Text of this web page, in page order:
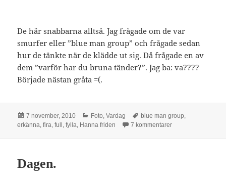
De här snabbarna alltså. Jag frågade om de var
smurfer eller ”blue man group” och frågade sedan
hur de tänkte när de klädde ut sig. Då frågade en av
dem ”varför har du bruna tänder?”. Jag ba: va????
Började nästan gråta =(.
Postat
7 november, 2010 Kategorier
Foto,Vardag Taggar
blue man group,
erkänna,fira,full ,fylla, Hanna friden 7 kommentarertill Bilder.
Dagen.